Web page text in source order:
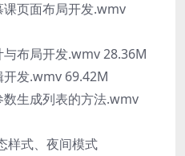
页面布局开发.wmv
布局开发.wmv 28.36M
发.wmv 69.42M
生成列表的方法.wmv
样式、夜间模式